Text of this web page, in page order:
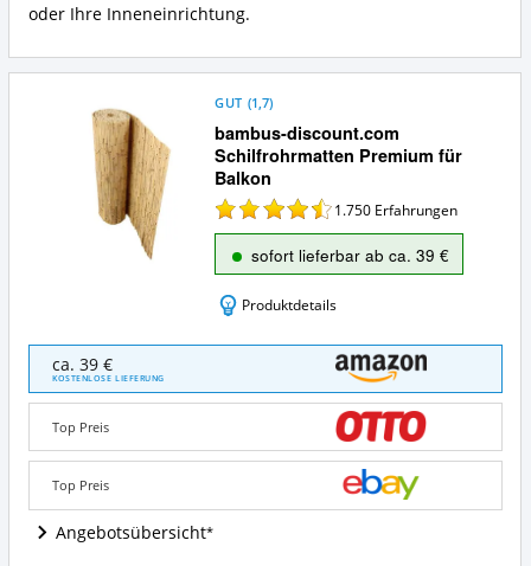
oder Ihre Inneneinrichtung.
bambus-discount.com
Schilfrohrmatten Premium für
Balkon
GUT (1,7)
1.750 Erfahrungen
sofort lieferbar ab ca. 39 €
Produktdetails
bambus-
discount.com
Schilfrohrmatten
Premium
Balkon
Angebote:
ist
dieser
ca. 39 €
KOSTENLOSE LIEFERUNG
Top Preis
Top Preis
Angebotsübersicht